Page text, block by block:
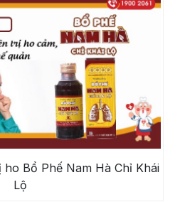
Bổ Phế Nam Hà Chỉ Khái
Lộ